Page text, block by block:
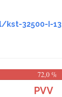
32500-I-
72,0 %
PVV